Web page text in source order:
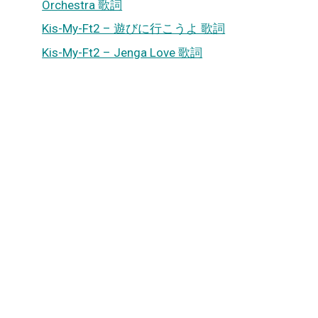
Orchestra 歌詞
Kis-My-Ft2 – 遊びに行こうよ 歌詞
Kis-My-Ft2 – Jenga Love 歌詞